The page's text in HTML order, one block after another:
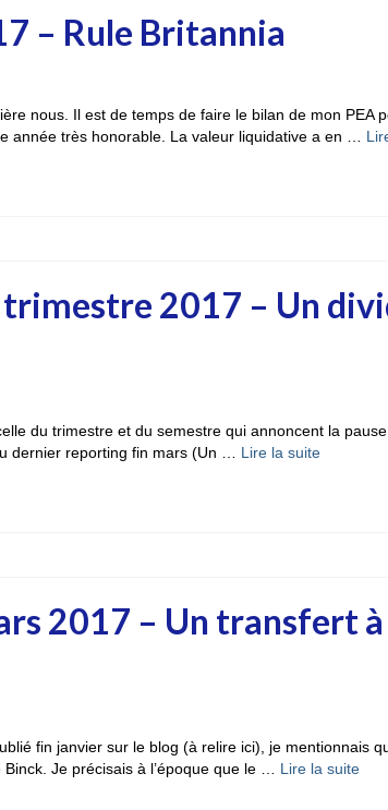
– Rule Britannia
nous. Il est de temps de faire le bilan de mon PEA
année très honorable. La valeur liquidative a en …
2017 – Un
du trimestre et du semestre qui annoncent la
dernier reporting fin mars (Un … Lire la suite­­
2017 – Un transfert à
fin janvier sur le blog (à relire ici), je mentionnais
Je précisais à l’époque que le … Lire la suite­­